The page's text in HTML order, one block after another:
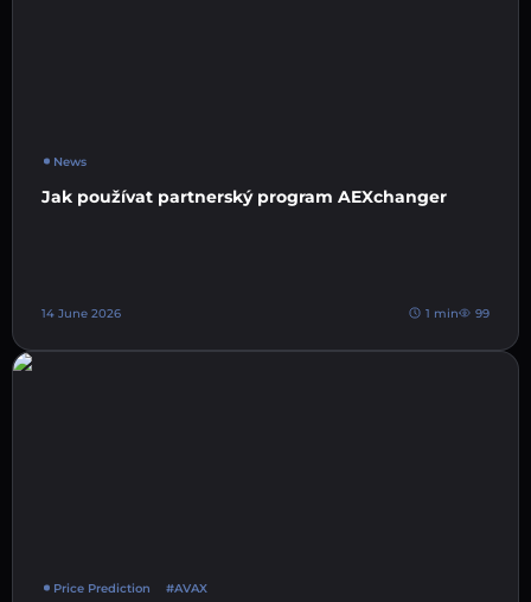
News
Jak používat partnerský program AEXchanger
14 June 2026 1 min 99
Price Prediction #AVAX